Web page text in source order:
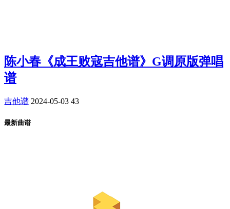
陈小春《成王败寇吉他谱》G调原版弹唱
谱
吉他谱 2024-05-03 43
最新曲谱